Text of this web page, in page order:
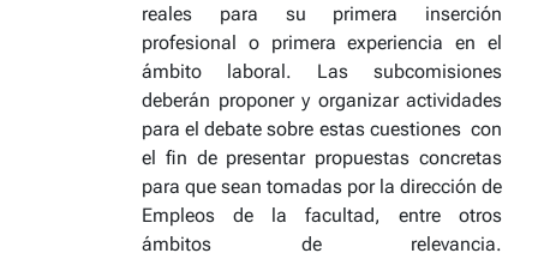
reales para su primera inserción
profesional o primera experiencia en el
ámbito laboral. Las subcomisiones
deberán proponer y organizar actividades
para el debate sobre estas cuestiones con
el fin de presentar propuestas concretas
para que sean tomadas por la dirección de
Empleos de la facultad, entre otros
ámbitos de relevancia.